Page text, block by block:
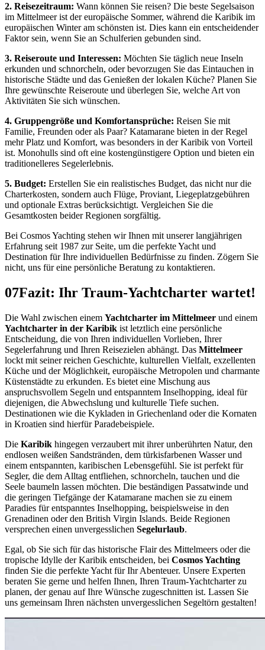
2. Reisezeitraum: Wann können Sie reisen? Die beste Segelsaison
im Mittelmeer ist der europäische Sommer, während die Karibik im
europäischen Winter am schönsten ist. Dies kann ein entscheidender
Faktor sein, wenn Sie an Schulferien gebunden sind.
3. Reiseroute und Interessen: Möchten Sie täglich neue Inseln
erkunden und schnorcheln, oder bevorzugen Sie das Eintauchen in
historische Städte und das Genießen der lokalen Küche? Planen Sie
Ihre gewünschte Reiseroute und überlegen Sie, welche Art von
Aktivitäten Sie sich wünschen.
4. Gruppengröße und Komfortansprüche: Reisen Sie mit
Familie, Freunden oder als Paar? Katamarane bieten in der Regel
mehr Platz und Komfort, was besonders in der Karibik von Vorteil
ist. Monohulls sind oft eine kostengünstigere Option und bieten ein
traditionelleres Segelerlebnis.
5. Budget: Erstellen Sie ein realistisches Budget, das nicht nur die
Charterkosten, sondern auch Flüge, Proviant, Liegeplatzgebühren
und optionale Extras berücksichtigt. Vergleichen Sie die
Gesamtkosten beider Regionen sorgfältig.
Bei Cosmos Yachting stehen wir Ihnen mit unserer langjährigen
Erfahrung seit 1987 zur Seite, um die perfekte Yacht und
Destination für Ihre individuellen Bedürfnisse zu finden. Zögern Sie
nicht, uns für eine persönliche Beratung zu kontaktieren.
07Fazit: Ihr Traum-Yachtcharter wartet!
Die Wahl zwischen einem Yachtcharter im Mittelmeer und einem
Yachtcharter in der Karibik ist letztlich eine persönliche
Entscheidung, die von Ihren individuellen Vorlieben, Ihrer
Segelerfahrung und Ihren Reisezielen abhängt. Das Mittelmeer
lockt mit seiner reichen Geschichte, kulturellen Vielfalt, exzellenten
Küche und der Möglichkeit, europäische Metropolen und charmante
Küstenstädte zu erkunden. Es bietet eine Mischung aus
anspruchsvollem Segeln und entspanntem Inselhopping, ideal für
diejenigen, die Abwechslung und kulturelle Tiefe suchen.
Destinationen wie die Kykladen in Griechenland oder die Kornaten
in Kroatien sind hierfür Paradebeispiele.
Die Karibik hingegen verzaubert mit ihrer unberührten Natur, den
endlosen weißen Sandstränden, dem türkisfarbenen Wasser und
einem entspannten, karibischen Lebensgefühl. Sie ist perfekt für
Segler, die dem Alltag entfliehen, schnorcheln, tauchen und die
Seele baumeln lassen möchten. Die beständigen Passatwinde und
die geringen Tiefgänge der Katamarane machen sie zu einem
Paradies für entspanntes Inselhopping, beispielsweise in den
Grenadinen oder den British Virgin Islands. Beide Regionen
versprechen einen unvergesslichen Segelurlaub.
Egal, ob Sie sich für das historische Flair des Mittelmeers oder die
tropische Idylle der Karibik entscheiden, bei Cosmos Yachting
finden Sie die perfekte Yacht für Ihr Abenteuer. Unsere Experten
beraten Sie gerne und helfen Ihnen, Ihren Traum-Yachtcharter zu
planen, der genau auf Ihre Wünsche zugeschnitten ist. Lassen Sie
uns gemeinsam Ihren nächsten unvergesslichen Segeltörn gestalten!